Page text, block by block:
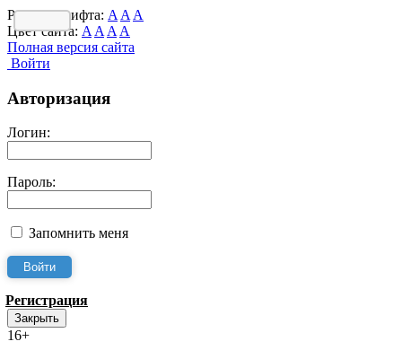
Размер шрифта: A A A
Цвет сайта: A A A A
Полная версия сайта
Войти
Авторизация
Логин:
Пароль:
Запомнить меня
Регистрация
Закрыть
16+